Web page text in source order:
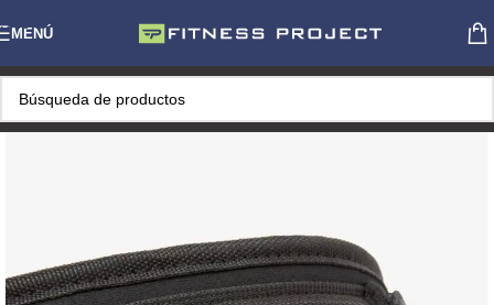
Skip to navigation
Skip to main content
MENÚ